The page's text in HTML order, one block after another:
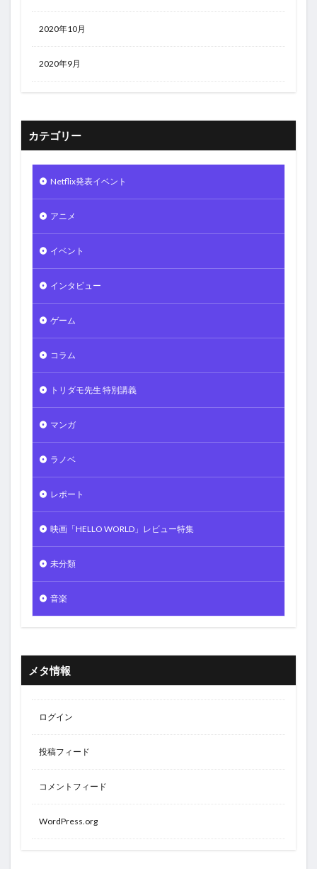
2020年10月
2020年9月
カテゴリー
Netflix発表イベント
アニメ
イベント
インタビュー
ゲーム
コラム
トリダモ先生 特別講義
マンガ
ラノベ
レポート
映画「HELLO WORLD」レビュー特集
未分類
音楽
メタ情報
ログイン
投稿フィード
コメントフィード
WordPress.org